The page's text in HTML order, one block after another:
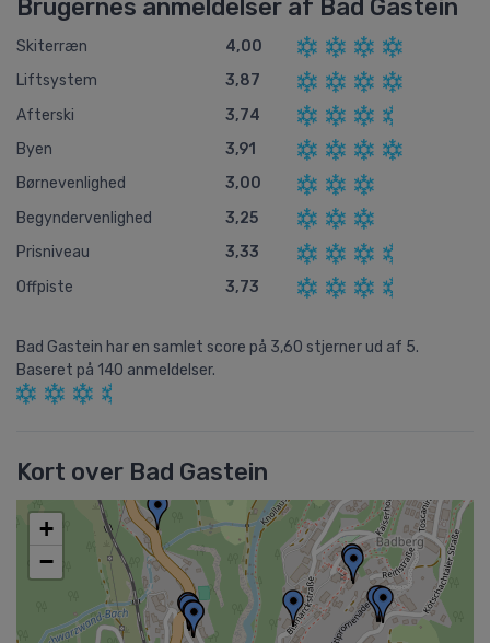
Brugernes anmeldelser af Bad Gastein
Skiterræn
4,00
Liftsystem
3,87
Afterski
3,74
Byen
3,91
Børnevenlighed
3,00
Begyndervenlighed
3,25
Prisniveau
3,33
Offpiste
3,73
Bad Gastein har en samlet score på 3,60 stjerner ud af 5.
Baseret på 140 anmeldelser.
Kort over Bad Gastein
+
−